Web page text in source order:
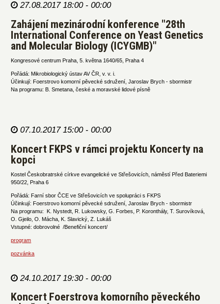
27.08.2017 18:00 - 00:00
Zahájení mezinárodní konference "28th
International Conference on Yeast Genetics
and Molecular Biology (ICYGMB)"
Kongresové centrum Praha, 5. května 1640/65, Praha 4
Pořádá: Mikrobiologický ústav AV ČR, v. v. i.
Účinkují: Foerstrovo komorní pěvecké sdružení, Jaroslav Brych - sbormistr
Na programu: B. Smetana, české a moravské lidové písně
07.10.2017 15:00 - 00:00
Koncert FKPS v rámci projektu Koncerty na
kopci
Kostel Českobratrské církve evangelické ve Střešovicích, náměstí Před Bateriemi
950/22, Praha 6
Pořádá: Farní sbor ČCE ve Střešovicích ve spolupráci s FKPS
Účinkují: Foerstrovo komorní pěvecké sdružení, Jaroslav Brych - sbormistr
Na programu: K. Nystedt, R. Lukowsky, G. Forbes, P. Koronthály, T. Surovíková,
O. Gjeilo, O. Mácha, K. Slavický, Z. Lukáš
Vstupné: dobrovolné /Benefiční koncert/
program
pozvánka
24.10.2017 19:30 - 00:00
Koncert Foerstrova komorního pěveckého